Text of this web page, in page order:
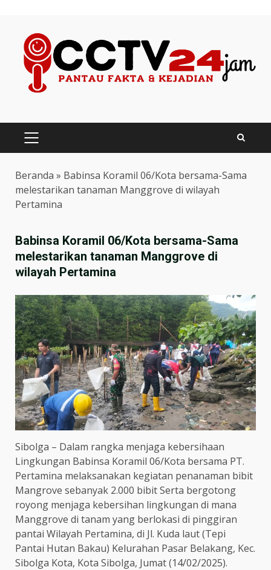
content
PRIMARY
MENU
Beranda » Babinsa Koramil 06/Kota bersama-Sama
melestarikan tanaman Manggrove di wilayah
Pertamina
Babinsa Koramil 06/Kota bersama-Sama
melestarikan tanaman Manggrove di
wilayah Pertamina
Sibolga – Dalam rangka menjaga kebersihaan
Lingkungan Babinsa Koramil 06/Kota bersama PT.
Pertamina melaksanakan kegiatan penanaman bibit
Mangrove sebanyak 2.000 bibit Serta bergotong
royong menjaga kebersihan lingkungan di mana
Manggrove di tanam yang berlokasi di pinggiran
pantai Wilayah Pertamina, di Jl. Kuda laut (Tepi
Pantai Hutan Bakau) Kelurahan Pasar Belakang, Kec.
Sibolga Kota, Kota Sibolga, Jumat (14/02/2025).